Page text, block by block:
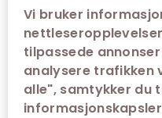
Vi bruker
tilpassede
analysere trafikken
alle", samtykker du
informasjonskapsler